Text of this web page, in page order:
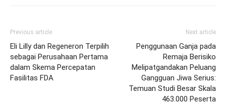
Previous article
Eli Lilly dan Regeneron Terpilih
sebagai Perusahaan Pertama
dalam Skema Percepatan
Fasilitas FDA
Next article
Penggunaan Ganja pada
Remaja Berisiko
Melipatgandakan Peluang
Gangguan Jiwa Serius:
Temuan Studi Besar Skala
463.000 Peserta